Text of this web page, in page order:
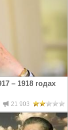
– 1918 годах
21 903